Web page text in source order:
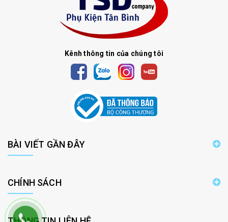
Kênh thông tin của chúng tôi
BÀI VIẾT GẦN ĐÂY
CHÍNH SÁCH